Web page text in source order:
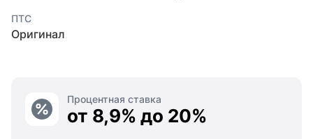
ПТС
Оригинал
Процентная ставка
от 8,9% до 20%